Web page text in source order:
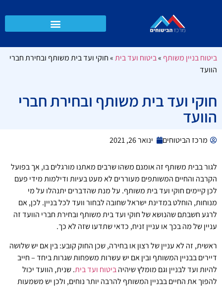
ביטוח בניין משותף »ביטוח ועד בית»חוקי ועד בית משותף ובחירת חברי
הוועד
חוקי ועד בית משותף ובחירת חברי
הוועד
מרכז הביטוחים ינואר 26, 2021
לגור בבית משותף זה אומנם משהו שרבים מאתנו מורגלים בו, אך בפועל
הקרבה והחיים המשותפים מעוררים לא מעט בעיות ודילמות מידי פעם
לכן קיימים חוקי ועד בית משותף. על מנת שהדברים יתנהלו על מי
מנוחות, הוחלט במדינת ישראל שחובה לבחור וועד לכל בניין. לכן, אם
לרגע חשבתם שהנושא של חוקי ועד בית משותף ובחירת חברי הוועד זה
עניין של מה בכך או עניין זניח, כדאי שתדעו שזה לא כך.
ראשית, זה לא עניין של רצון או בחירה, שכן החוק קובע: בין אם יש שלושה
דיירים בבניין המשותף ובין אם יש עשרות משפחות שגרות ביחד – חייב
להיות ועד לבניין וגם מומלץ שיהיהביטוח ועד בית. שנית, הוועד יכול
להפוך את החיים בבניין המשותף להרבה יותר נוחים, ולכן יש משמעות